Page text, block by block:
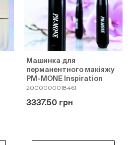
Машинка для
перманентного макіяжу
PM-MONE Inspiration
2000000018461
3337.50 грн